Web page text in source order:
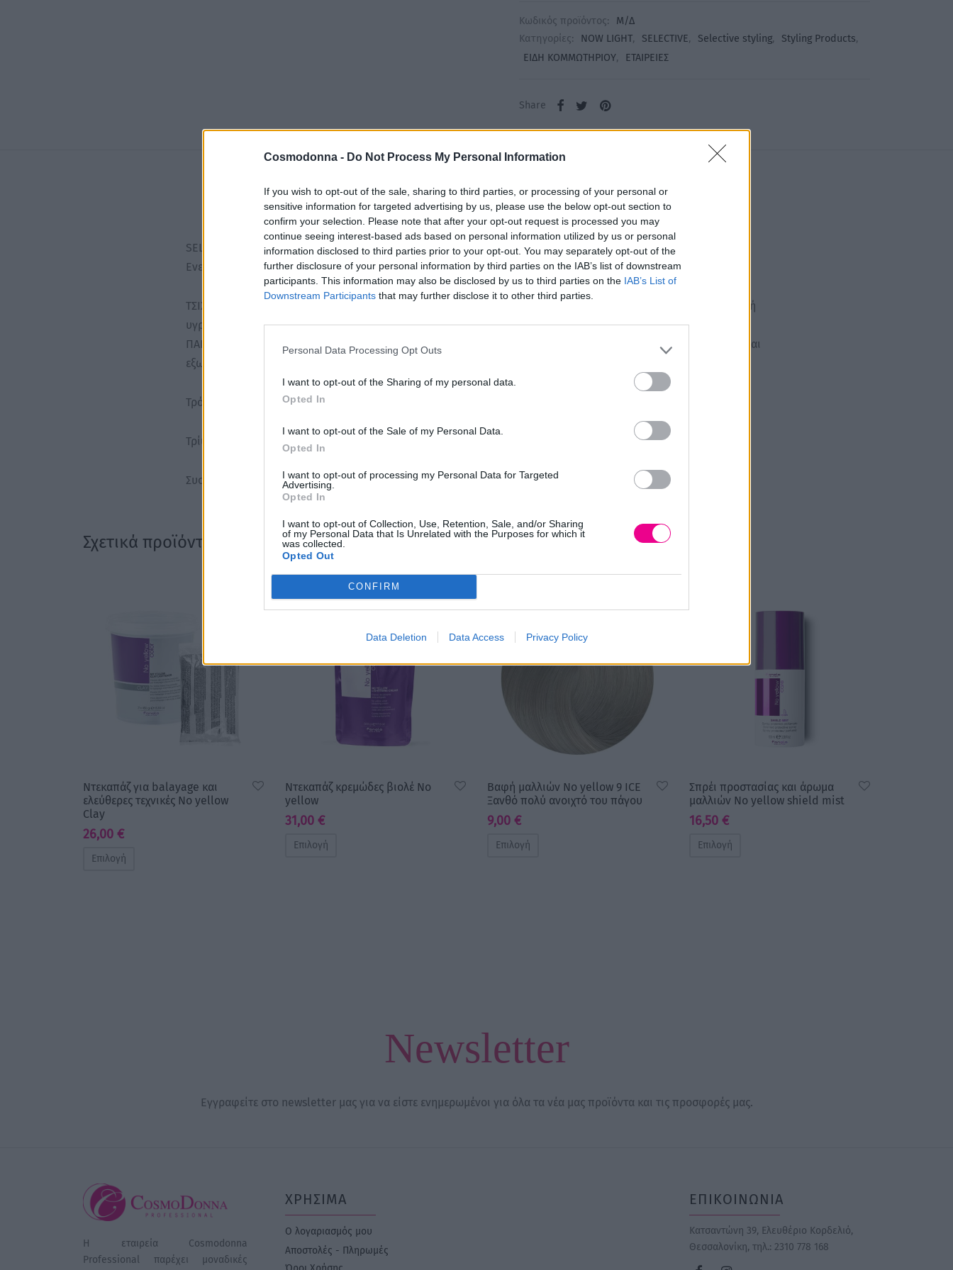
Cosmodonna - Do Not Process My Personal Information
If you wish to opt-out of the sale, sharing to third parties, or processing of your personal or
sensitive information for targeted advertising by us, please use the below opt-out section to
confirm your selection. Please note that after your opt-out request is processed you may
continue seeing interest-based ads based on personal information utilized by us or personal
information disclosed to third parties prior to your opt-out. You may separately opt-out of the
further disclosure of your personal information by third parties on the IAB’s list of downstream
participants. This information may also be disclosed by us to third parties on the IAB’s List of
Downstream Participants that may further disclose it to other third parties.
Personal Data Processing Opt Outs
I want to opt-out of the Sharing of my personal data.
Opted In
I want to opt-out of the Sale of my Personal Data.
Opted In
I want to opt-out of processing my Personal Data for Targeted
Advertising.
Opted In
I want to opt-out of Collection, Use, Retention, Sale, and/or Sharing
of my Personal Data that Is Unrelated with the Purposes for which it
was collected.
Opted Out
CONFIRM
Data Deletion Data Access Privacy Policy
Κωδικός προϊόντος:
Μ/Δ
Κατηγορίες:
NOW LIGHT, SELECTIVE, Selective styling, Styling Products,
ΕΙΔΗ ΚΟΜΜΩΤΗΡΙΟΥ, ΕΤΑΙΡΕΙΕΣ
Share
Περιγραφή Επιπλέον πληροφορίες
SELECTIVE NOW LIGHT ON 100ml
Ενεργητικές αρχές
ΤΣΙΧΛΑ ΣΙΛΙΚΟΝΗΣ: με υψηλό μοριακό βάρος, επικαλύπτει τέλεια τα μαλλιά, προστατεύοντάς τα από την εξωτερική
υγρασία και σφραγίζει τις σχισμένες άκρες
ΠΑΡΑΓΟΝΤΕΣ ΣΙΛΙΚΟΝΗΣ: αφήνουν τα μαλλιά λαμπερά και μεταξένια, προστατεύοντάς τα από πηγές θερμότητας και
εξωτερική επιθετικότητα
Τρόπος χρήσης
Τρίψτε μια μικρή ποσότητα προϊόντος στις παλάμες των χεριών σας και μετά εφαρμόστε σε στεγνά μαλλιά.
Συσκευασία: 100ml
Σχετικά προϊόντα
Nτεκαπάζ για balayage και
ελεύθερες τεχνικές No yellow
Clay
26,00 €
Επιλογή
Ντεκαπάζ κρεμώδες βιολέ No
yellow
31,00 €
Επιλογή
Βαφή μαλλιών No yellow 9 ICE
Ξανθό πολύ ανοιχτό του πάγου
9,00 €
Επιλογή
Σπρέι προστασίας και άρωμα
μαλλιών No yellow shield mist
16,50 €
Επιλογή
Newsletter
Εγγραφείτε στο newsletter μας για να είστε ενημερωμένοι για όλα τα νέα μας προϊόντα και τις προσφορές μας.
Η εταιρεία Cosmodonna
Professional παρέχει μοναδικές
ΧΡΗΣΙΜΑ
Ο λογαριασμός μου
Αποστολές - Πληρωμές
ΕΠΙΚΟΙΝΩΝΙΑ
Κατσαντώνη 39, Ελευθέριο Κορδελιό,
Θεσσαλονίκη, τηλ.: 2310 778 168